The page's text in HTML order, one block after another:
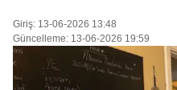
MAGAZIN
POLITIKA
Giriş: 13-06-2026 13:48
Güncelleme: 13-06-2026 19:59